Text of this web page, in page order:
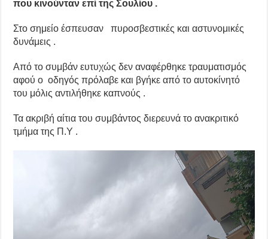
που κινούνταν επί της Σουλίου .
Στο σημείο έσπευσαν πυροσβεστικές και αστυνομικές
δυνάμεις .
Από το συμβάν ευτυχώς δεν αναφέρθηκε τραυματισμός
αφού ο οδηγός πρόλαβε και βγήκε από το αυτοκίνητό
του μόλις αντιλήθηκε καπνούς .
Τα ακριβή αίτια του συμβάντος διερευνά το ανακριτικό
τμήμα της Π.Υ .